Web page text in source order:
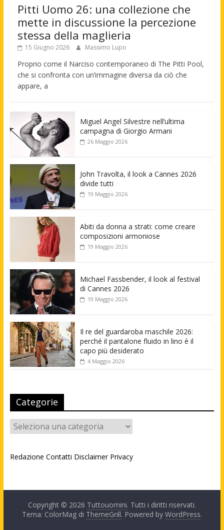
Pitti Uomo 26: una collezione che
mette in discussione la percezione
stessa della maglieria
15 Giugno 2026 Massimo Lupo
Proprio come il Narciso contemporaneo di The Pitti Pool,
che si confronta con un’immagine diversa da ciò che
appare, a
Miguel Angel Silvestre nell’ultima
campagna di Giorgio Armani
26 Maggio 2026
John Travolta, il look a Cannes 2026
divide tutti
19 Maggio 2026
Abiti da donna a strati: come creare
composizioni armoniose
19 Maggio 2026
Michael Fassbender, il look al festival
di Cannes 2026
19 Maggio 2026
Il re del guardaroba maschile 2026:
perché il pantalone fluido in lino è il
capo più desiderato
4 Maggio 2026
Categorie
Categorie
Redazione Contatti Disclaimer Privacy
Copyright © 2026 Tuttouomini. Tutti i diritti riservati.
Tema: ColorMag di ThemeGrill. Powered by WordPress.